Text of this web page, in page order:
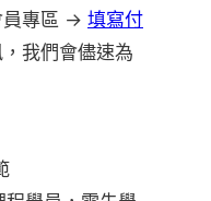
員專區 → 填寫付
我們會儘速為